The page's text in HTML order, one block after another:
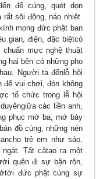
để cúng, quét dọn
rất sôi động, náo nhiệt.
mong đức phật ban
gian, điện, đặc biệtcó
mực nghệ thuật
hai bên có những pho
Người ta đếnlỗ hội
để vui chơi, đón không
tổ chức trong lễ hội
các liền anh,
phục mớ ba, mớ bảy
đồ cúng, những nén
trẻ em như sáo,
Tất cảtạo ra một
quên đi sự bận rộn,
đức phật cùng sự